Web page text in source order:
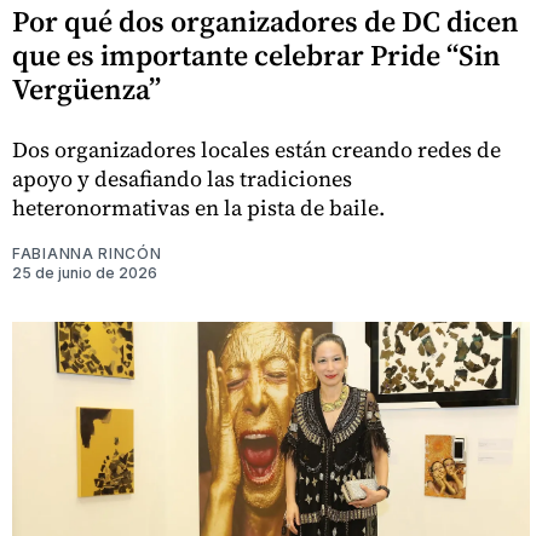
Por qué dos organizadores de DC dicen
que es importante celebrar Pride “Sin
Vergüenza”
Dos organizadores locales están creando redes de
apoyo y desafiando las tradiciones
heteronormativas en la pista de baile.
FABIANNA RINCÓN
25 de junio de 2026